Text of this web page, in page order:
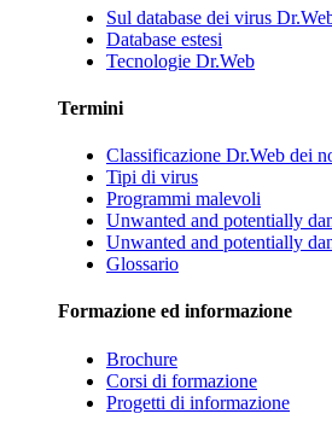
Sul database dei virus
Database estesi
Tecnologie Dr.Web
Termini
Classificazione Dr.Web dei
Tipi di virus
Programmi malevoli
Unwanted and potentially
Unwanted and potentially
Glossario
Formazione ed informazione
Brochure
Corsi di formazione
Progetti di informazione